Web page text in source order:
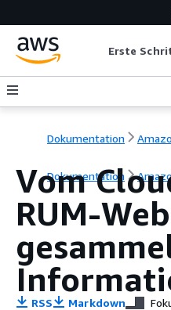
Erste
Dokumentation
Dokumentation
Vom
RUM-
RSS Markdown